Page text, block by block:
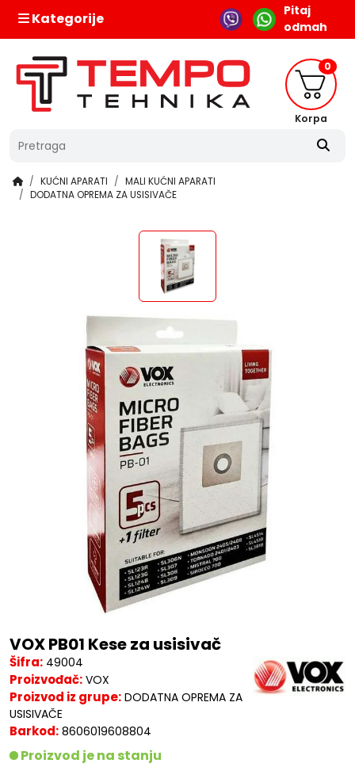
Kategorije
Pitaj
odmah
0
Korpa
KUĆNI APARATI
MALI KUĆNI APARATI
DODATNA OPREMA ZA USISIVAČE
VOX PB01 Kese za usisivač
Šifra: 49004
Proizvođač: VOX
Proizvod iz grupe: DODATNA OPREMA ZA
USISIVAČE
Barkod: 8606019608804
Proizvod je na stanju